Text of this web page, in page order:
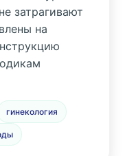
затрагивают
на
гинекология